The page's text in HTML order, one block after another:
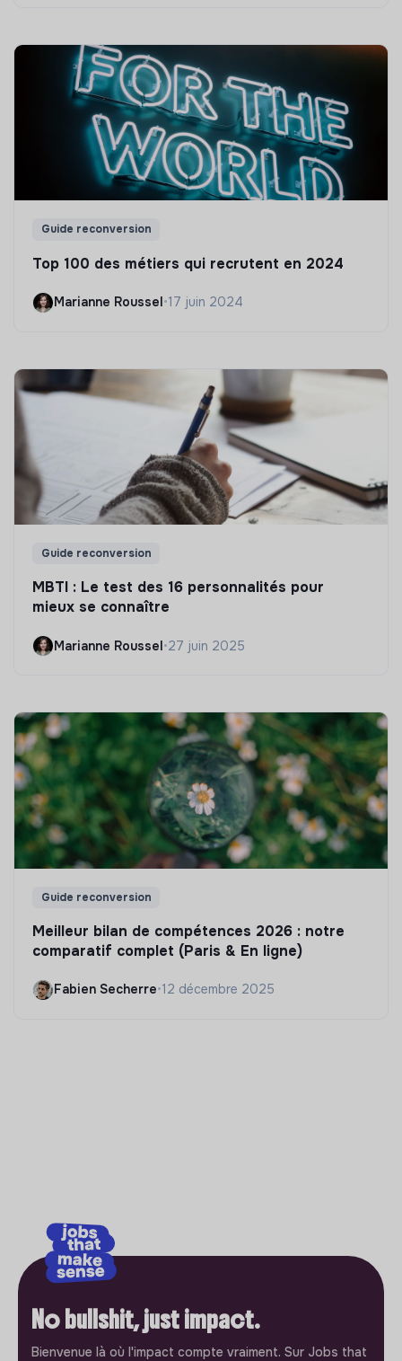
Guide reconversion
Top 100 des métiers qui recrutent en 2024
Marianne Roussel•17 juin 2024
Guide reconversion
MBTI : Le test des 16 personnalités pour
mieux se connaître
Marianne Roussel•27 juin 2025
Guide reconversion
Meilleur bilan de compétences 2026 : notre
comparatif complet (Paris & En ligne)
Fabien Secherre•12 décembre 2025
No bullshit, just impact.
Bienvenue là où l'impact compte vraiment. Sur Jobs that